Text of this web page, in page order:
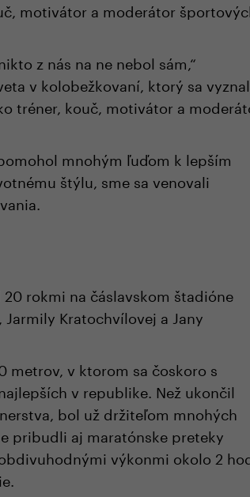
motivátor a moderátor
z nás na ne nebol sám,“
v kolobežkovaní, ktorý sa
tréner, kouč, motivátor a
mnohým ľuďom k lepším
štýlu, sme sa venovali
rokmi na čáslavskom štadióne
Kratochvílovej a Jany
metrov, v ktorom sa čoskoro s
v republike. Než ukončil
bol už držiteľom mnohých
pribudli aj maratónske preteky
výkonmi okolo 2